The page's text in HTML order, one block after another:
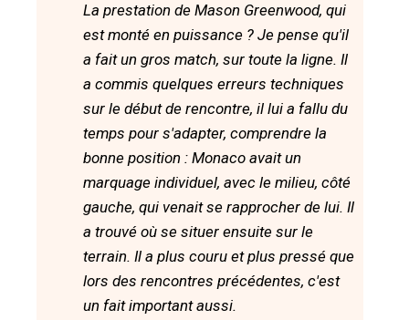
La prestation de Mason Greenwood, qui
est monté en puissance ? Je pense qu'il
a fait un gros match, sur toute la ligne. Il
a commis quelques erreurs techniques
sur le début de rencontre, il lui a fallu du
temps pour s'adapter, comprendre la
bonne position : Monaco avait un
marquage individuel, avec le milieu, côté
gauche, qui venait se rapprocher de lui. Il
a trouvé où se situer ensuite sur le
terrain. Il a plus couru et plus pressé que
lors des rencontres précédentes, c'est
un fait important aussi.